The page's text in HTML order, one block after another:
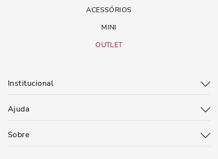
ACESSÓRIOS
MINI
OUTLET
Institucional
Ajuda
Sobre